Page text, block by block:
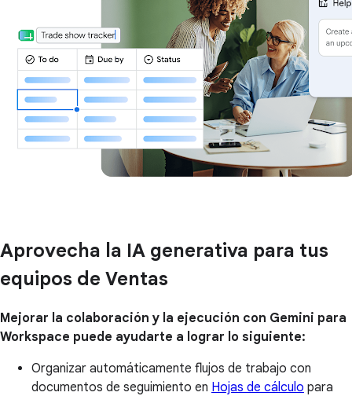
Aprovecha la IA generativa para tus
equipos de Ventas
Mejorar la colaboración y la ejecución con Gemini para
Workspace puede ayudarte a lograr lo siguiente:
Organizar automáticamente flujos de trabajo con
documentos de seguimiento en Hojas de cálculo para